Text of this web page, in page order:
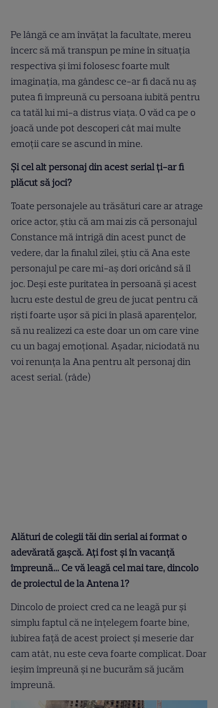
Pe lângă ce am învățat la facultate, mereu
încerc să mă transpun pe mine în situația
respectiva și îmi folosesc foarte mult
imaginația, ma gândesc ce-ar fi dacă nu aș
putea fi împreună cu persoana iubită pentru
ca tatăl lui mi-a distrus viața. O văd ca pe o
joacă unde pot descoperi cât mai multe
emoții care se ascund în mine.
Și cel alt personaj din acest serial ți-ar fi
plăcut să joci?
Toate personajele au trăsături care ar atrage
orice actor, știu că am mai zis că personajul
Constance mă intrigă din acest punct de
vedere, dar la finalul zilei, știu că Ana este
personajul pe care mi-aș dori oricând să îl
joc. Deși este puritatea în persoană și acest
lucru este destul de greu de jucat pentru că
riști foarte ușor să pici în plasă aparențelor,
să nu realizezi ca este doar un om care vine
cu un bagaj emoțional. Așadar, niciodată nu
voi renunța la Ana pentru alt personaj din
acest serial. (râde)
Alături de colegii tăi din serial ai format o
adevărată gașcă. Ați fost și în vacanță
împreună… Ce vă leagă cel mai tare, dincolo
de proiectul de la Antena 1?
Dincolo de proiect cred ca ne leagă pur și
simplu faptul că ne înțelegem foarte bine,
iubirea față de acest proiect și meserie dar
cam atât, nu este ceva foarte complicat. Doar
ieșim împreună și ne bucurăm să jucăm
împreună.